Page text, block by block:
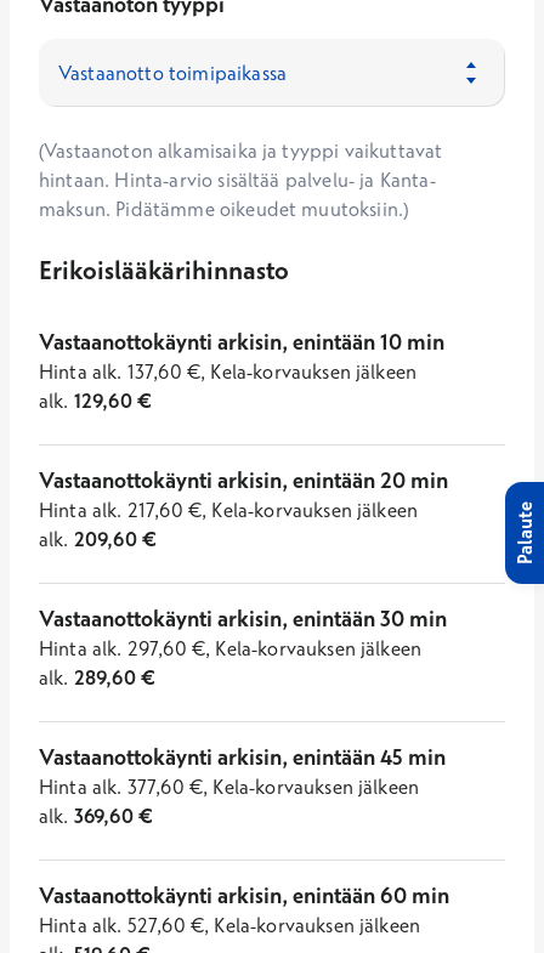
(Vastaanoton alkamisaika ja tyyppi vaikuttavat
hintaan. Hinta-arvio sisältää palvelu- ja Kanta-
maksun. Pidätämme oikeudet muutoksiin.)
Erikoislääkärihinnasto
Vastaanottokäynti arkisin, enintään 10 min
Hinta alk. 137,60 €, Kela-korvauksen jälkeen
alk. 129,60€
Vastaanottokäynti arkisin, enintään 20 min
Hinta alk. 217,60 €, Kela-korvauksen jälkeen
alk. 209,60€
Vastaanottokäynti arkisin, enintään 30 min
Hinta alk. 297,60 €, Kela-korvauksen jälkeen
alk. 289,60€
Vastaanottokäynti arkisin, enintään 45 min
Hinta alk. 377,60 €, Kela-korvauksen jälkeen
alk. 369,60€
Vastaanottokäynti arkisin, enintään 60 min
Hinta alk. 527,60 €, Kela-korvauksen jälkeen
Palaute